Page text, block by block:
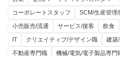
コーポレートスタッフ
SCM/生産管理
小売販売/流通
サービス/接客 飲食
IT
クリエイティブ/デザイン職
建築
不動産専門職
機械/電気/電子製品専門